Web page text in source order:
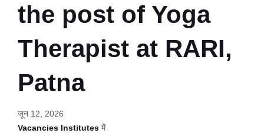
the post of Yoga
Therapist at RARI,
Patna
जून 12, 2026
Vacancies Institutes में